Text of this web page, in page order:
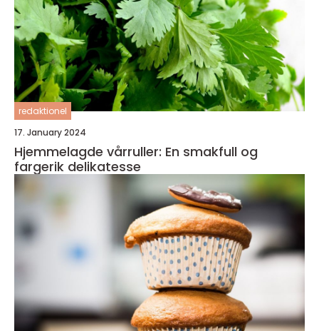
redaktionel
17. January 2024
Hjemmelagde vårruller: En smakfull og
fargerik delikatesse